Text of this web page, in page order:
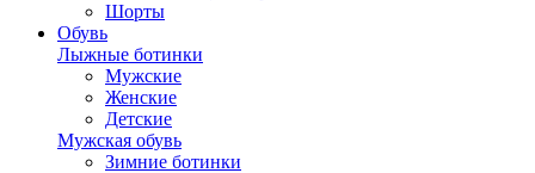
Шорты
Обувь
Лыжные ботинки
Мужские
Женские
Детские
Мужская обувь
Зимние ботинки